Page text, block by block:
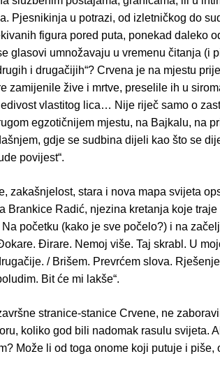
Pjesnikinja u potrazi, od izletničkog do
figura pored puta, ponekad daleko
glasovi umnožavaju u vremenu čitanja (i
i drugačijih“? Crvena je na mjestu
zamijenile žive i mrtve, preselile ih u
vlastitog lica… Nije riječ samo o
egzotičnijem mjestu, na Bajkalu, na
gdje se sudbina dijeli kao što se
povijest“.
zakašnjelost, stara i nova mapa svijeta
Brankice Radić, njezina kretanja koje traje
početku (kako je sve počelo?) i na
Ðirare. Nemoj više. Taj skrabl. U
/ Brišem. Prevrćem slova.
Bit će mi lakše“.
stranice-stanice Crvene, ne
koliko god bili nadomak rasulu svijeta.
Može li od toga onome koji putuje i piše,